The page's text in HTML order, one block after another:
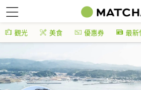
觀光 美食 優惠券 最新